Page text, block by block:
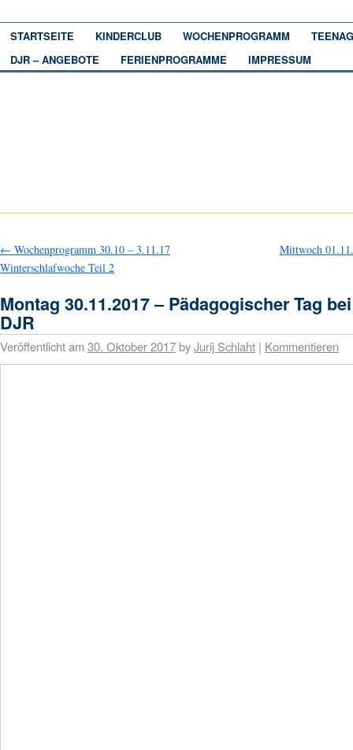
STARTSEITE KINDERCLUB WOCHENPROGRAMM
DJR – ANGEBOTE
FERIENPROGRAMME IMPRESSUM
← Wochenprogramm 30.10 – 3.11.17
Winterschlafwoche Teil 2
Mittwoch
Montag 30.11.2017 – Pädagogischer Tag bei
DJR
Veröffentlicht am30. Oktober 2017byJurij Schlaht | Kommentieren